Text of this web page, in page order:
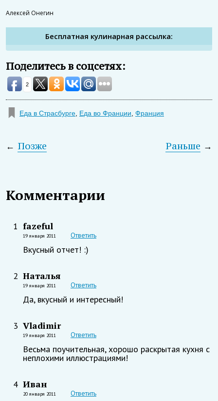
Алексей Онегин
Бесплатная кулинарная рассылка:
Поделитесь в соцсетях:
2
Еда в Страсбурге, Еда во Франции, Франция
← Позже →
Раньше
Комментарии
1 fazeful
19 января 2011 Ответить
Вкусный отчет! :)
2 Наталья
19 января 2011 Ответить
Да, вкусный и интересный!
3 Vladimir
19 января 2011 Ответить
Весьма поучительная, хорошо раскрытая кухня с
неплохими иллюстрациями!
4 Иван
20 января 2011 Ответить